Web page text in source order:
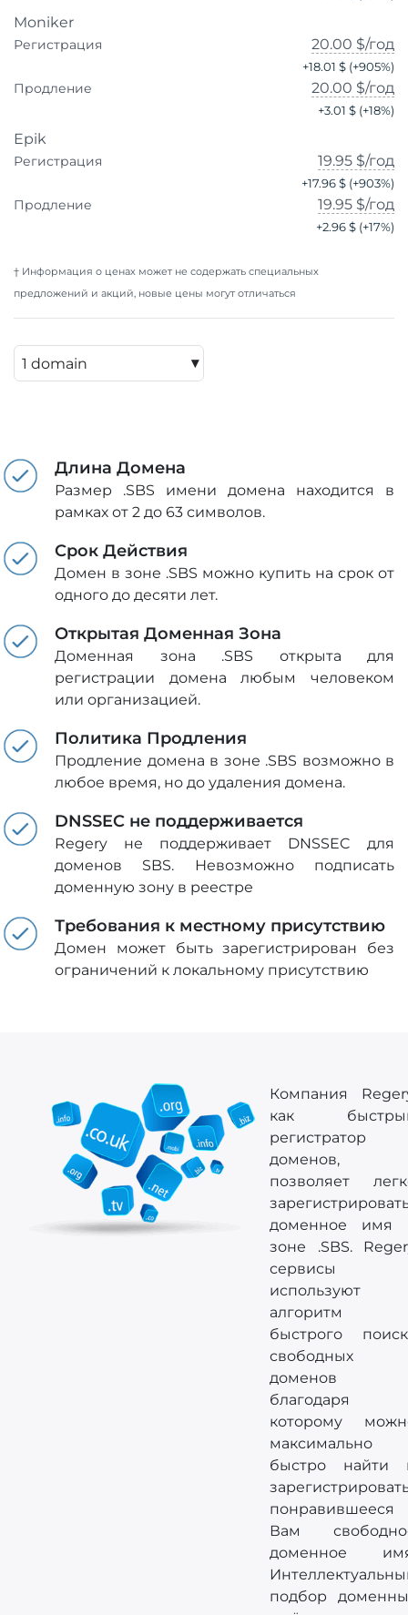
Moniker
Регистрация 20.00 $/год
+18.01 $ (+905%)
Продление 20.00 $/год
+3.01 $ (+18%)
Epik
Регистрация 19.95 $/год
+17.96 $ (+903%)
Продление 19.95 $/год
+2.96 $ (+17%)
† Информация о ценах может не содержать специальных
предложений и акций, новые цены могут отличаться
▾
Длина Домена
Размер .SBS имени домена находится в
рамках от 2 до 63 символов.
Срок Действия
Домен в зоне .SBS можно купить на срок от
одного до десяти лет.
Открытая Доменная Зона
Доменная зона .SBS открыта для
регистрации домена любым человеком
или организацией.
Политика Продления
Продление домена в зоне .SBS возможно в
любое время, но до удаления домена.
DNSSEC не поддерживается
Regery не поддерживает DNSSEC для
доменов SBS. Невозможно подписать
доменную зону в реестре
Требования к местному присутствию
Домен может быть зарегистрирован без
ограничений к локальному присутствию
Компания
как
регистратор
доменов,
позволяет
доменное имя
зоне .SBS.
сервисы
используют
алгоритм
быстрого
свободных
доменов
благодаря
которому
максимально
быстро найти
понравившееся
Вам
доменное
подбор